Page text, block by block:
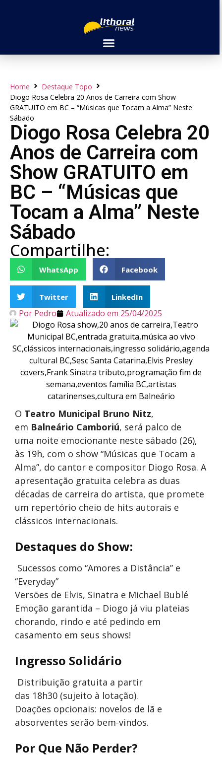
Home
Destaque Topo
Diogo Rosa Celebra 20 Anos de Carreira com Show
GRATUITO em BC – “Músicas que Tocam a Alma” Neste
Sábado
Diogo Rosa Celebra 20
Anos de Carreira com
Show GRATUITO em
BC – “Músicas que
Tocam a Alma” Neste
Sábado
Compartilhe:
WhatsApp Facebook
Twitter LinkedIn
Por Pedro Atualizado em 25/04/2025
O Teatro Municipal Bruno Nitz,
em Balneário Camboriú, será palco de
uma noite emocionante neste sábado (26),
às 19h, com o show “Músicas que Tocam a
Alma”, do cantor e compositor Diogo Rosa. A
apresentação gratuita celebra as duas
décadas de carreira do artista, que promete
um repertório cheio de hits autorais e
clássicos internacionais.
Destaques do Show:
Sucessos como “Amores a Distância” e
“Everyday”
Versões de Elvis, Sinatra e Michael Bublé
Emoção garantida – Diogo já viu plateias
chorando, rindo e até pedindo em
casamento em seus shows!
Ingresso Solidário
Distribuição gratuita a partir
das 18h30 (sujeito à lotação).
Doações opcionais: novelos de lã e
absorventes serão bem-vindos.
Por Que Não Perder?